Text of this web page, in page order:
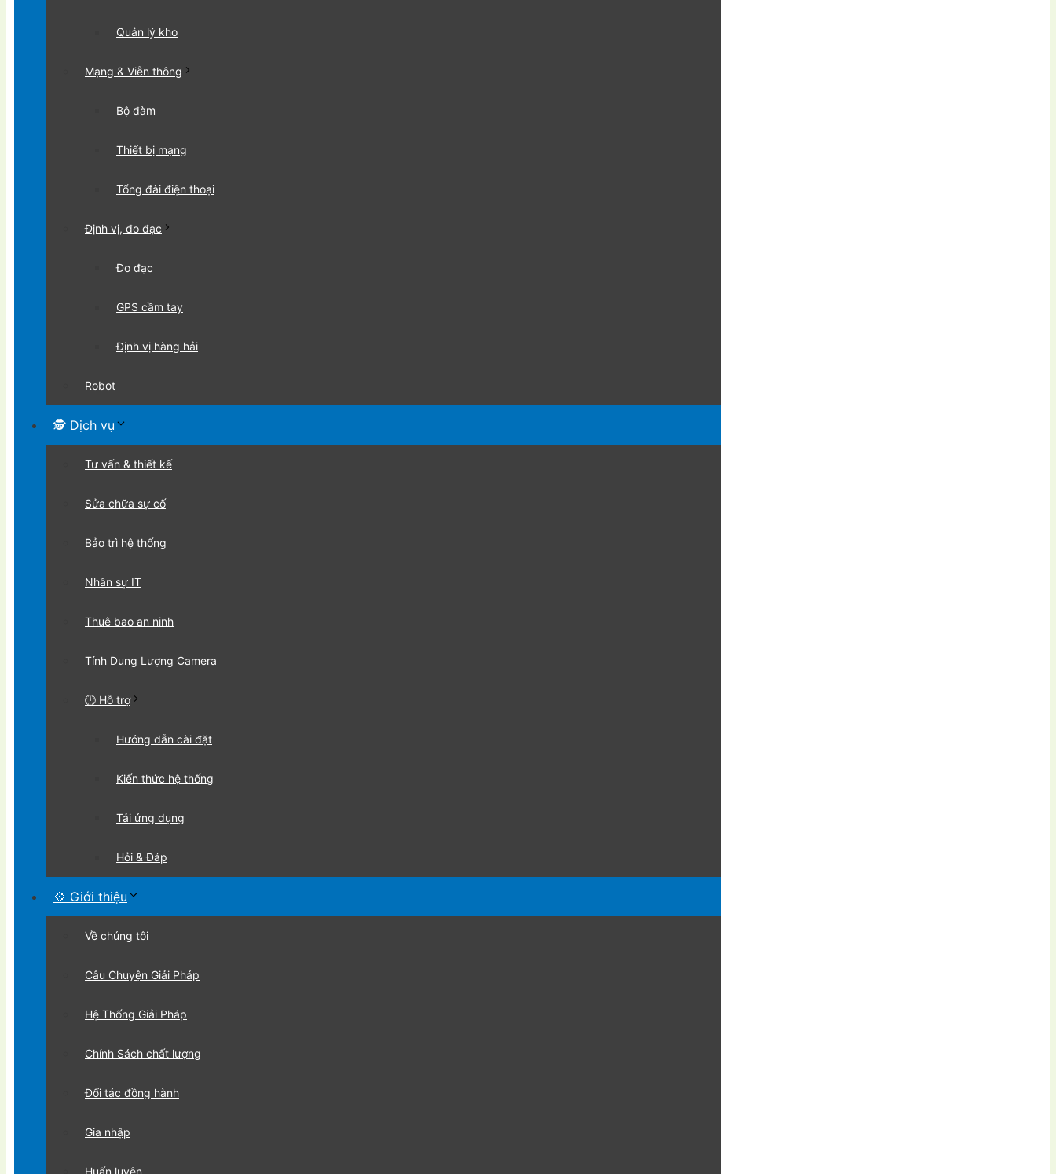
Quản lý kho
Mạng & Viễn thông
Bộ đàm
Thiết bị mạng
Tổng đài điện thoại
Định vị, đo đạc
Đo đạc
GPS cầm tay
Định vị hàng hải
Robot
🕵 Dịch vụ
Tư vấn & thiết kế
Sửa chữa sự cố
Bảo trì hệ thống
Nhân sự IT
Thuê bao an ninh
Tính Dung Lượng Camera
🕛 Hỗ trợ
Hướng dẫn cài đặt
Kiến thức hệ thống
Tải ứng dụng
Hỏi & Đáp
💠 Giới thiệu
Về chúng tôi
Câu Chuyện Giải Pháp
Hệ Thống Giải Pháp
Chính Sách chất lượng
Đối tác đồng hành
Gia nhập
Huấn luyện